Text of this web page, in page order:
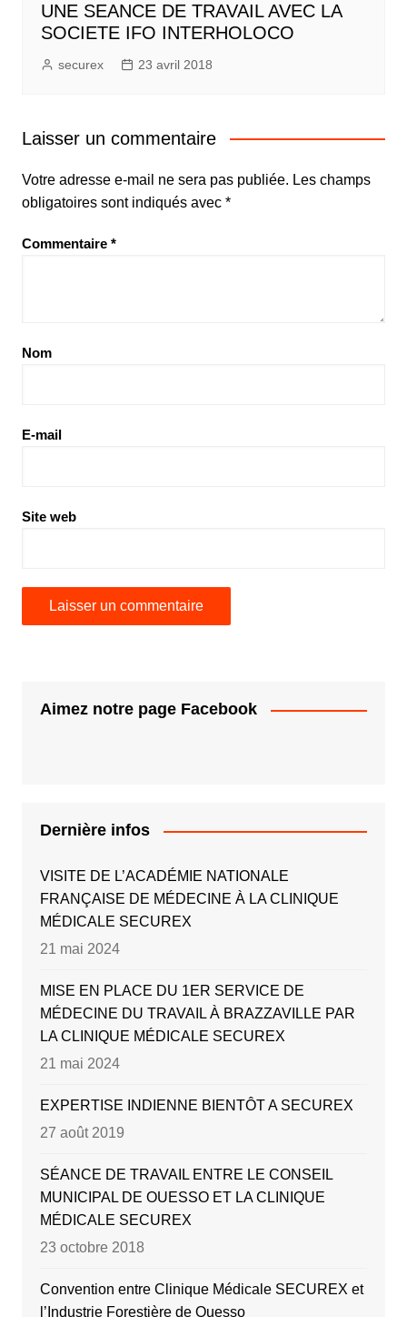
UNE SEANCE DE TRAVAIL AVEC LA
SOCIETE IFO INTERHOLOCO
securex 23 avril 2018
Laisser un commentaire
Votre adresse e-mail ne sera pas publiée. Les champs
obligatoires sont indiqués avec *
Commentaire *
Nom
E-mail
Site web
Aimez notre page Facebook
Dernière infos
VISITE DE L’ACADÉMIE NATIONALE
FRANÇAISE DE MÉDECINE À LA CLINIQUE
MÉDICALE SECUREX
21 mai 2024
MISE EN PLACE DU 1ER SERVICE DE
MÉDECINE DU TRAVAIL À BRAZZAVILLE PAR
LA CLINIQUE MÉDICALE SECUREX
21 mai 2024
EXPERTISE INDIENNE BIENTÔT A SECUREX
27 août 2019
SÉANCE DE TRAVAIL ENTRE LE CONSEIL
MUNICIPAL DE OUESSO ET LA CLINIQUE
MÉDICALE SECUREX
23 octobre 2018
Convention entre Clinique Médicale SECUREX et
l’Industrie Forestière de Ouesso